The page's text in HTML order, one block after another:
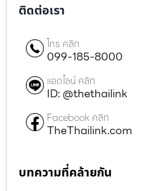
ติดต่อเรา
โทร คลิก
099-185-8000
แอดไลน์ คลิก
ID: @thethailink
Facebook คลิก
TheThailink.com
บทความที่คล้ายกัน